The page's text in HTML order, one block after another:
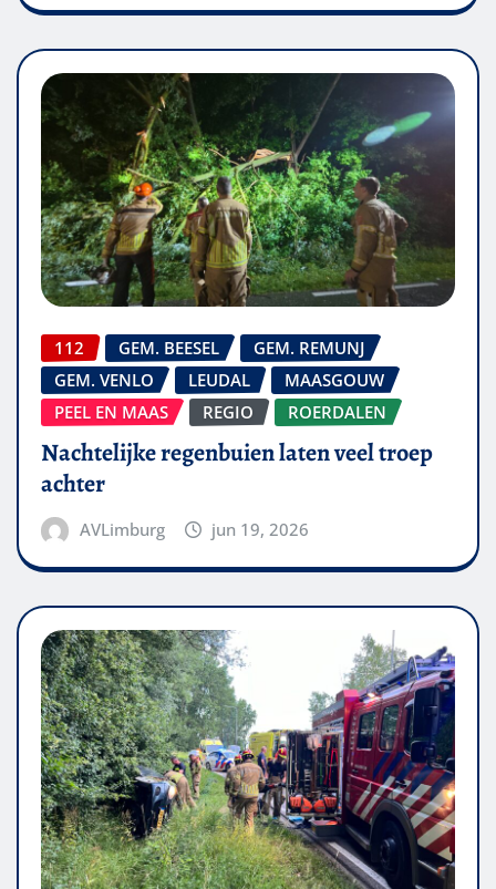
112 GEM. BEESEL
GEM. REMUNJ
GEM. VENLO
LEUDAL
MAASGOUW
PEEL EN MAAS
REGIO ROERDALEN
Nachtelijke regenbuien laten veel troep
achter
AVLimburg jun 19, 2026